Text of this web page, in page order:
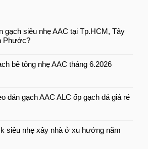
gạch siêu nhẹ AAC tại Tp.HCM, Tây
Phước?
bê tông nhẹ AAC tháng 6.2026
dán gạch AAC ALC ốp gạch đá giá rẻ
siêu nhẹ xây nhà ở xu hướng năm